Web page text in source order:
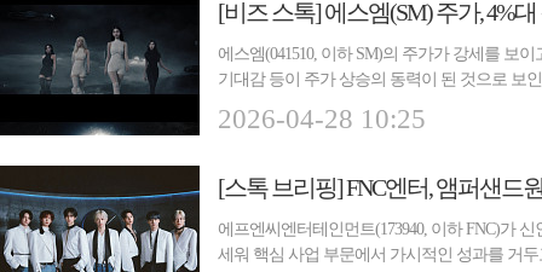
에스엠(041510, 이하 SM)의 주가가 강세를 보
기대감 등이 주가 상승의 동력이 된 것으로 보
2026-04-28 10:25
[스톡 브리핑] FNC엔터, 앰퍼샌드
에프엔씨엔터테인먼트(173940, 이하 FNC)가
세워 핵심 사업 부문에서 가시적인 성과를 거